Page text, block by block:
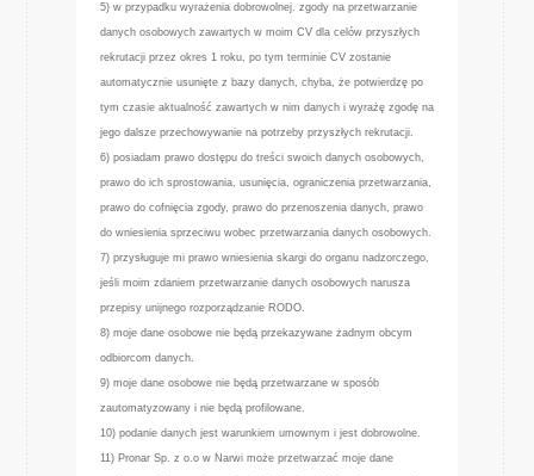
5) w przypadku wyrażenia dobrowolnej. zgody na przetwarzanie
danych osobowych zawartych w moim CV dla celów przyszłych
rekrutacji przez okres 1 roku, po tym terminie CV zostanie
automatycznie usunięte z bazy danych, chyba, że potwierdzę po
tym czasie aktualność zawartych w nim danych i wyrażę zgodę na
jego dalsze przechowywanie na potrzeby przyszłych rekrutacji.
6) posiadam prawo dostępu do treści swoich danych osobowych,
prawo do ich sprostowania, usunięcia, ograniczenia przetwarzania,
prawo do cofnięcia zgody, prawo do przenoszenia danych, prawo
do wniesienia sprzeciwu wobec przetwarzania danych osobowych.
7) przysługuje mi prawo wniesienia skargi do organu nadzorczego,
jeśli moim zdaniem przetwarzanie danych osobowych narusza
przepisy unijnego rozporządzanie RODO.
8) moje dane osobowe nie będą przekazywane żadnym obcym
odbiorcom danych.
9) moje dane osobowe nie będą przetwarzane w sposób
zautomatyzowany i nie będą profilowane.
10) podanie danych jest warunkiem umownym i jest dobrowolne.
11) Pronar Sp. z o.o w Narwi może przetwarzać moje dane